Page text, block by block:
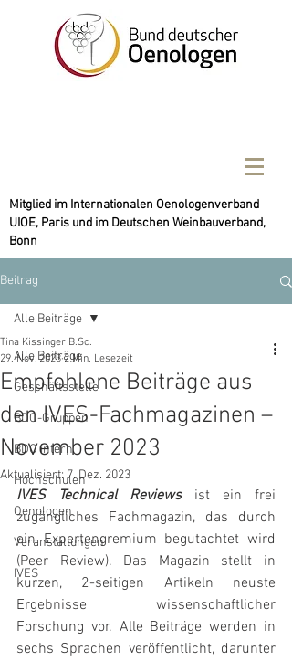
Mitglied im Internationalen Oenologenverband
UIOE, Paris und im Deutschen Weinbauverband,
Bonn
Beitrag
Alle Beiträge
Geschäftsstelle
BDO-Gruppen
BDO intern
Hochschulen
Oenologen
Veranstaltungen
IVES
Alle Beiträge
Empfohlene Beiträge aus
den IVES-Fachmagazinen –
November 2023
Tina Kissinger B.Sc.
29. Nov. 2023 2 Min. Lesezeit
Aktualisiert:7. Dez. 2023
IVES Technical Reviews ist ein frei
zugängliches Fachmagazin, das durch
ein Expertengremium begutachtet wird
(Peer Review). Das Magazin stellt in
kurzen, 2-seitigen Artikeln neuste
Ergebnisse wissenschaftlicher
Forschung vor. Alle Beiträge werden in
sechs Sprachen veröffentlicht, darunter